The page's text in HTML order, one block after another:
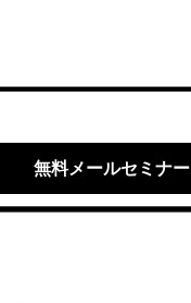
無料メールセミナー